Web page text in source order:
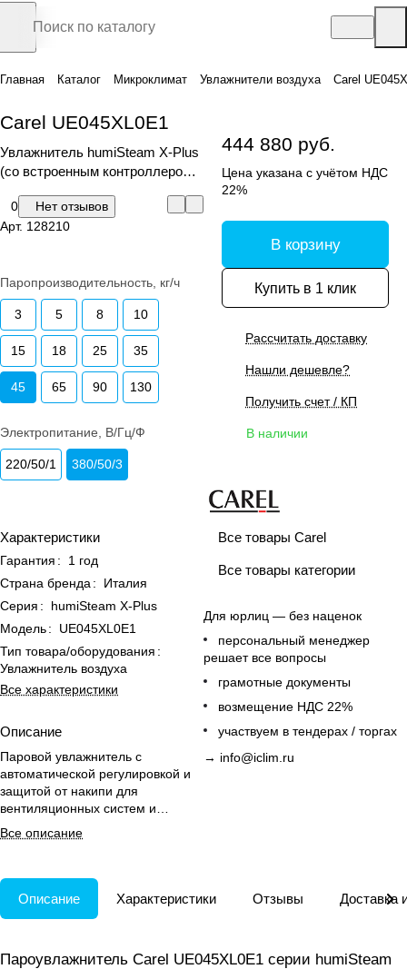
Главная Каталог Микроклимат Увлажнители воздуха Carel
Carel UE045XL0E1
Увлажнитель humiSteam X-Plus
(со встроенным контроллером и
0
Нет отзывов
Арт. 128210
Паропроизводительность, кг/ч
3 5 8 10
15 18 25 35
45 65 90 130
Электропитание, В/Гц/Ф
220/50/1 380/50/3
Характеристики
Гарантия :
1 год
Страна бренда :
Италия
Серия :
humiSteam X-Plus
Модель:
UE045XL0E1
Тип товара/оборудования :
Увлажнитель воздуха
Все характеристики
Описание
Паровой увлажнитель с
автоматической регулировкой и
защитой от накипи для
вентиляционных систем и
помещений с различным
уровнем электропроводности
Все описание
444 880 руб.
Цена указана с учётом НДС
22%
В корзину
Купить в 1 клик
Рассчитать доставку
Нашли дешевле?
Получить счет / КП
В наличии
Все товары Carel
Все товары категории
Для юрлиц — без наценок
персональный менеджер
решает все вопросы
грамотные документы
возмещение НДС 22%
участвуем в тендерах / торгах
→ info@iclim.ru
Описание Характеристики Отзывы Доставка
Пароувлажнитель Carel UE045XL0E1 серии humiSteam